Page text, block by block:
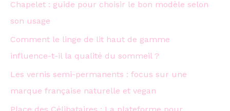
Chapelet : guide pour choisir le bon modèle selon
son usage
Comment le linge de lit haut de gamme
influence-t-il la qualité du sommeil ?
Les vernis semi-permanents : focus sur une
marque française naturelle et vegan
Place des Célibataires : La plateforme pour